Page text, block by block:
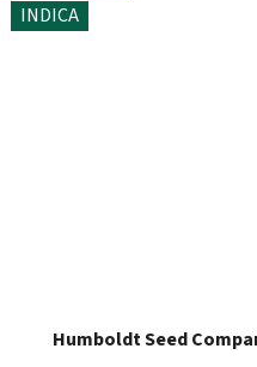
INDICA
Humboldt Seed